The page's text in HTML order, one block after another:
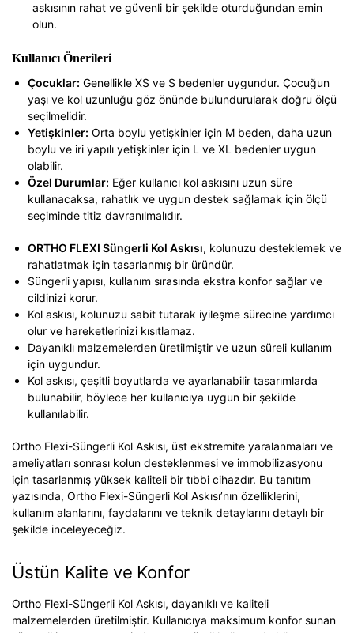
askısının rahat ve güvenli bir şekilde oturduğundan emin
olun.
Kullanıcı Önerileri
Çocuklar: Genellikle XS ve S bedenler uygundur. Çocuğun
yaşı ve kol uzunluğu göz önünde bulundurularak doğru ölçü
seçilmelidir.
Yetişkinler: Orta boylu yetişkinler için M beden, daha uzun
boylu ve iri yapılı yetişkinler için L ve XL bedenler uygun
olabilir.
Özel Durumlar: Eğer kullanıcı kol askısını uzun süre
kullanacaksa, rahatlık ve uygun destek sağlamak için ölçü
seçiminde titiz davranılmalıdır.
ORTHO FLEXI Süngerli Kol Askısı, kolunuzu desteklemek ve
rahatlatmak için tasarlanmış bir üründür.
Süngerli yapısı, kullanım sırasında ekstra konfor sağlar ve
cildinizi korur.
Kol askısı, kolunuzu sabit tutarak iyileşme sürecine yardımcı
olur ve hareketlerinizi kısıtlamaz.
Dayanıklı malzemelerden üretilmiştir ve uzun süreli kullanım
için uygundur.
Kol askısı, çeşitli boyutlarda ve ayarlanabilir tasarımlarda
bulunabilir, böylece her kullanıcıya uygun bir şekilde
kullanılabilir.
Ortho Flexi-Süngerli Kol Askısı, üst ekstremite yaralanmaları ve
ameliyatları sonrası kolun desteklenmesi ve immobilizasyonu
için tasarlanmış yüksek kaliteli bir tıbbi cihazdır. Bu tanıtım
yazısında, Ortho Flexi-Süngerli Kol Askısı’nın özelliklerini,
kullanım alanlarını, faydalarını ve teknik detaylarını detaylı bir
şekilde inceleyeceğiz.
Üstün Kalite ve Konfor
Ortho Flexi-Süngerli Kol Askısı, dayanıklı ve kaliteli
malzemelerden üretilmiştir. Kullanıcıya maksimum konfor sunan